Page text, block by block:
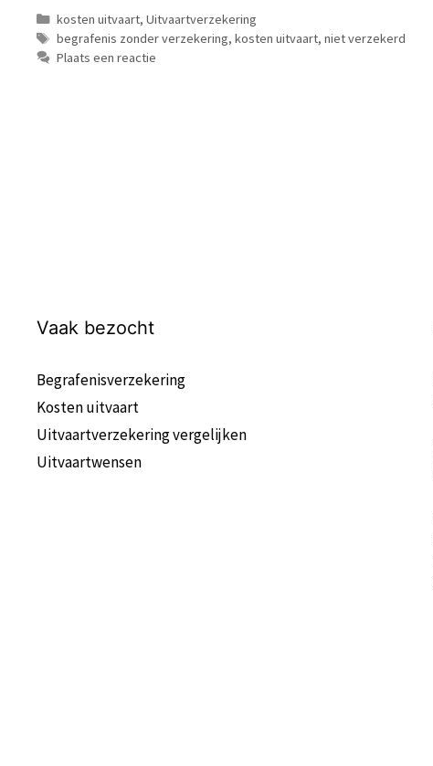
Categorieën
kosten uitvaart, Uitvaartverzekering
Tags
begrafenis zonder verzekering, kosten uitvaart, niet verzekerd
Plaats een reactie
Vaak bezocht
Begrafenisverzekering
Kosten uitvaart
Uitvaartverzekering vergelijken
Uitvaartwensen